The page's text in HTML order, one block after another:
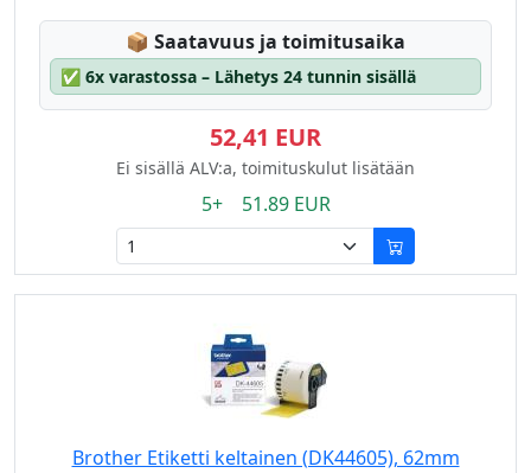
📦 Lagerstatus:
Saatavuus ja toimitusaika
✅ 6x varastossa – Lähetys 24 tunnin sisällä
52,41 EUR
Ei sisällä ALV:a, toimituskulut lisätään
5+ 51.89 EUR
Brother Etiketti keltainen (DK44605), 62mm